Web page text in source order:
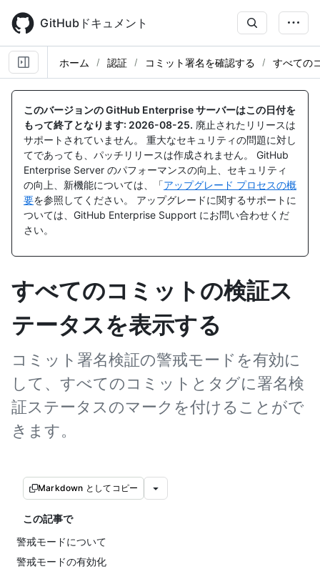
main
content
GitHubドキュメント
ホーム 認証 コミット署名を確認する すべての
このバージョンの GitHub Enterprise サーバーはこの日付を
もって終了となります: 2026-08-25. 廃止されたリリースは
サポートされていません。 重大なセキュリティの問題に対し
てであっても、パッチリリースは作成されません。 GitHub
Enterprise Server のパフォーマンスの向上、セキュリティ
の向上、新機能については、「アップグレード プロセスの概
要を参照してください。 アップグレードに関するサポートに
ついては、GitHub Enterprise Support にお問い合わせくだ
さい。
すべてのコミットの検証ス
テータスを表示する
コミット署名検証の警戒モードを有効に
して、すべてのコミットとタグに署名検
証ステータスのマークを付けることがで
きます。
Markdown としてコピー
この記事で
警戒モードについて
警戒モードの有効化